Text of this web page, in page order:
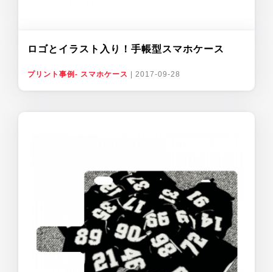
ロゴとイラスト入り！手帳型スマホケース
プリント事例- スマホケース 2017-09-28